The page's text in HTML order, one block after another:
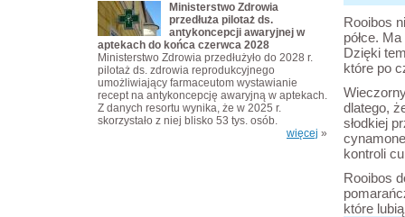
Rooibos
półce.
Dzięki
które po
dlatego,
słodkiej
kontroli
Rooibos
które
Ministerstwo Zdrowia
przedłuża pilotaż ds.
antykoncepcji awaryjnej w
aptekach do końca czerwca 2028
Ministerstwo Zdrowia przedłużyło do 2028 r.
pilotaż ds. zdrowia reprodukcyjnego
umożliwiający farmaceutom wystawianie
recept na antykoncepcję awaryjną w aptekach.
Z danych resortu wynika, że w 2025 r.
skorzystało z niej blisko 53 tys. osób.
więcej »